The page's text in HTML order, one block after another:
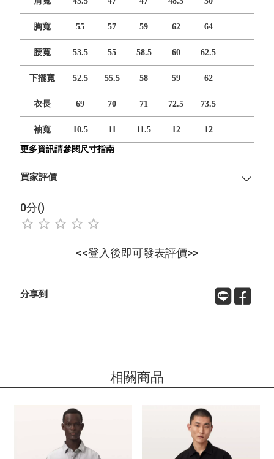
胸寬 55 57 59 62 64
腰寬 53.5 55 58.5 60 62.5
下擺寬 52.5 55.5 58 59 62
衣長 69 70 71 72.5 73.5
袖寬 10.5 11 11.5 12 12
更多資訊請參閱尺寸指南
買家評價
0分()
<<登入後即可發表評價>>
分享到
相關商品